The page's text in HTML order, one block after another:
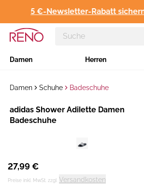
5 €-Newsletter-Rabatt sichern
Damen Herren
Damen Schuhe Badeschuhe
Hersteller:
adidas Shower Adilette Damen
Badeschuhe
27,99 €
Preise inkl. MwSt. zzgl. Versandkosten